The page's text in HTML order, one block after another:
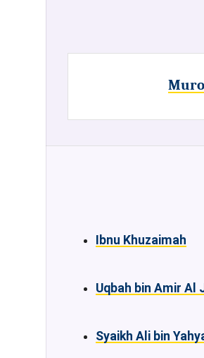
Ibnu Khuzaimah
Uqbah bin Amir Al
Syaikh Ali bin